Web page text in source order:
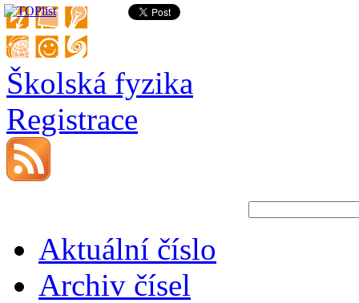
Školská fyzika
Registrace
Aktuální číslo
Archiv čísel